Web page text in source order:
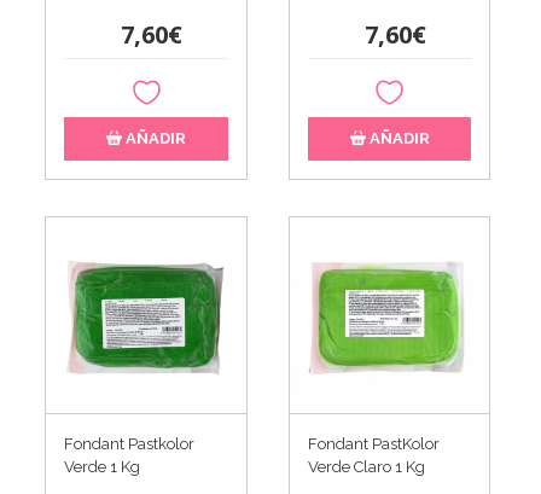
7,60€
AÑADIR
7,60€
AÑADIR
Fondant Pastkolor
Verde 1 Kg
Fondant PastKolor
Verde Claro 1 Kg